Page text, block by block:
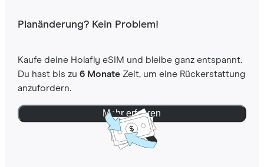
Planänderung? Kein Problem!
Kaufe deine Holafly eSIM und bleibe ganz entspannt.
Du hast bis zu 6 MonateZeit, um eine Rückerstattung
anzufordern.
Mehr erfahren